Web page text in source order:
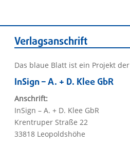
Verlagsanschrift
Das blaue Blatt ist ein Projekt der
InSign – A. + D. Klee GbR
Anschrift:
InSign – A. + D. Klee GbR
Krentruper Straße 22
33818 Leopoldshöhe